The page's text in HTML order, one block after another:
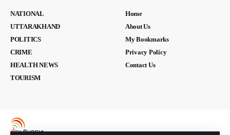
NATIONAL
UTTARAKHAND
POLITICS
CRIME
HEALTH NEWS
TOURISM
Home
About Us
My Bookmarks
Privacy Policy
Contact Us